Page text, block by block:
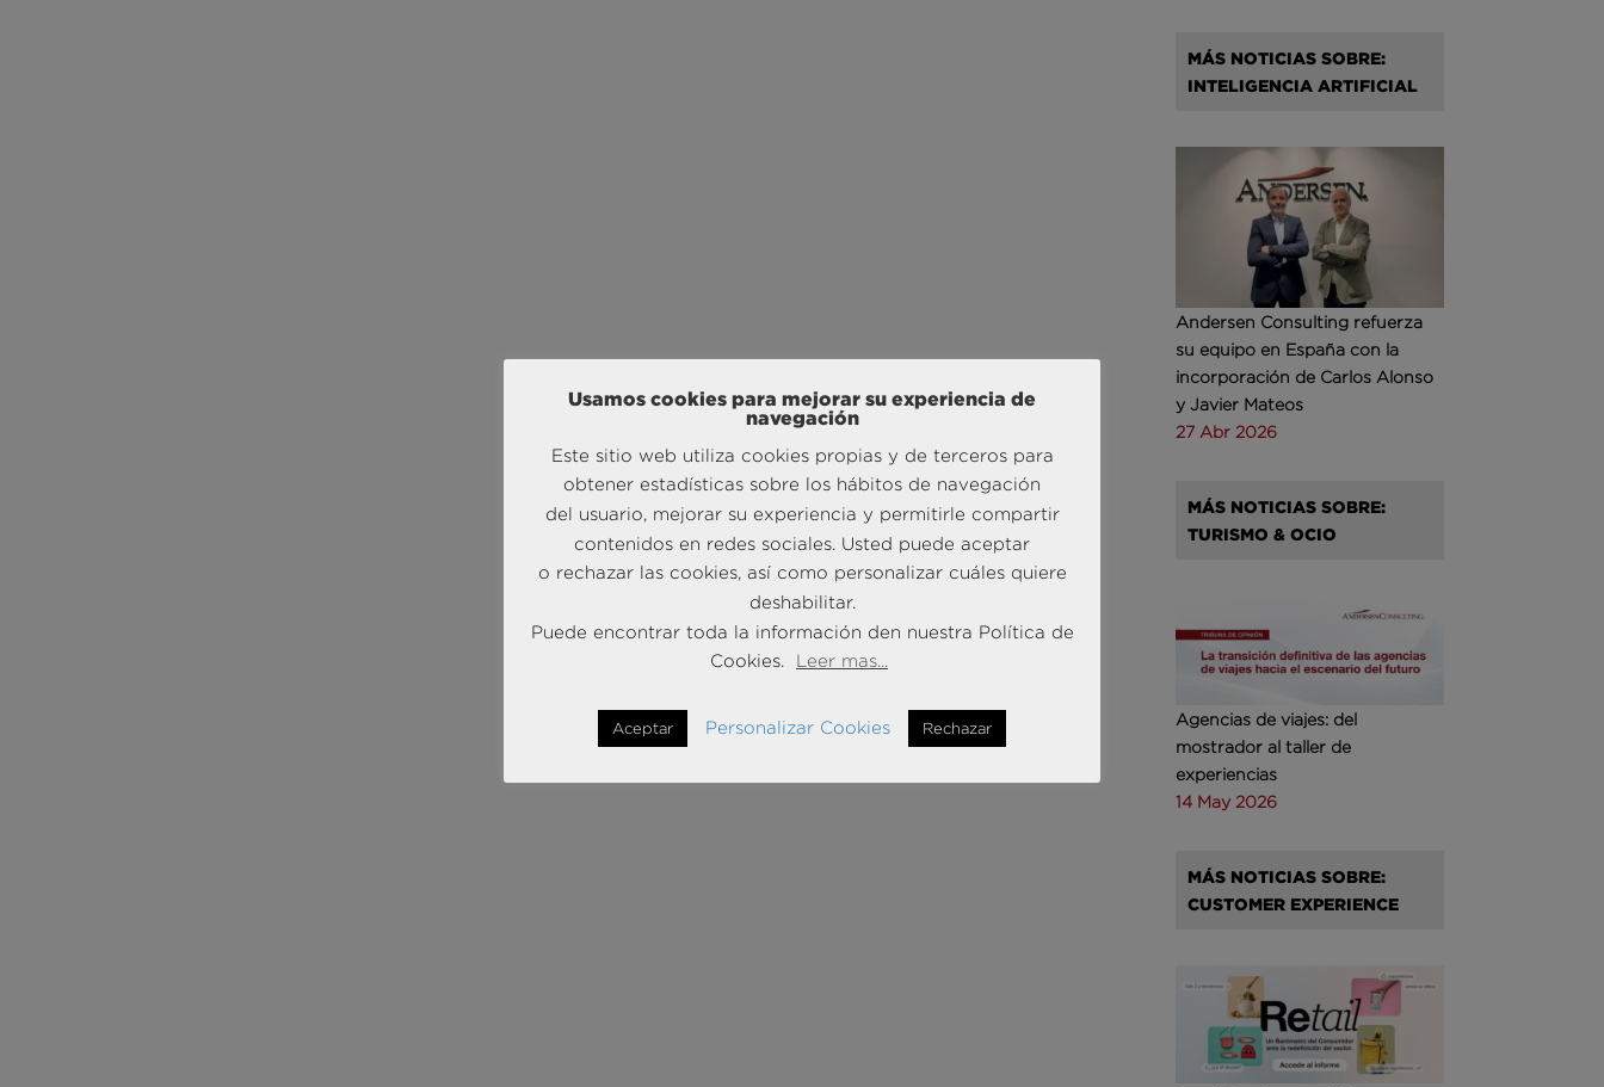
MÁS NOTICIAS SOBRE:
INTELIGENCIA ARTIFICIAL
Andersen Consulting refuerza
su equipo en España con la
incorporación de Carlos Alonso
y Javier Mateos
27 Abr 2026
MÁS NOTICIAS SOBRE:
TURISMO & OCIO
Agencias de viajes: del
mostrador al taller de
experiencias
14 May 2026
MÁS NOTICIAS SOBRE:
CUSTOMER EXPERIENCE
Usamos cookies para mejorar su experiencia de
navegación
Este sitio web utiliza cookies propias y de terceros para
obtener estadísticas sobre los hábitos de navegación
del usuario, mejorar su experiencia y permitirle compartir
contenidos en redes sociales. Usted puede aceptar
o rechazar las cookies, así como personalizar cuáles quiere
deshabilitar.
Puede encontrar toda la información den nuestra Política de
Cookies.
Leer mas...
Aceptar Personalizar Cookies Rechazar